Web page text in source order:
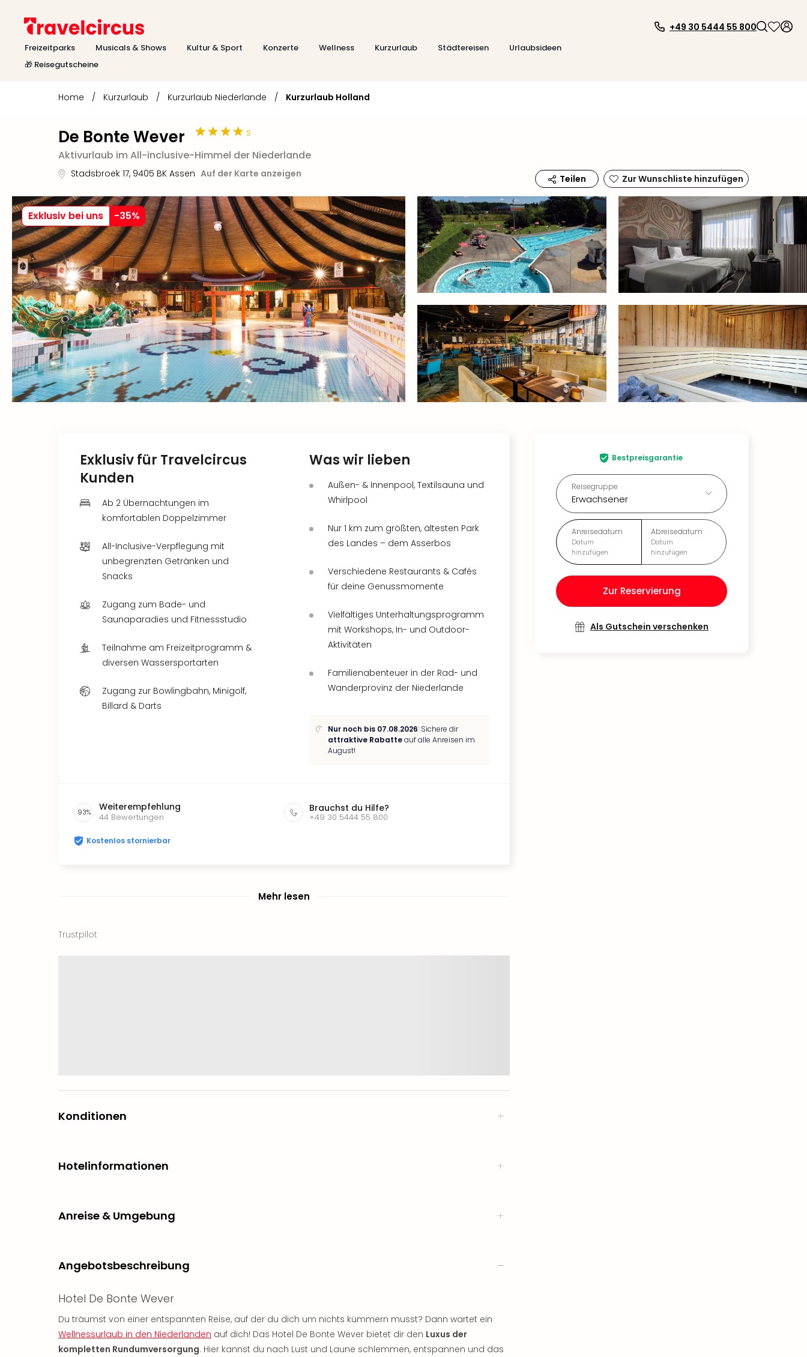
Freizeitparks Musicals & Shows Kultur & Sport Konzerte Wellness Kurzurlaub Städtereisen
Urlaubsideen
🎁 Reisegutscheine
+49 30 5444 55 800
Home / Kurzurlaub / Kurzurlaub Niederlande / Kurzurlaub Holland
De Bonte Wever
s
Aktivurlaub im All-inclusive-Himmel der Niederlande
Stadsbroek 17, 9405 BK Assen Auf der Karte anzeigen Teilen Zur Wunschliste hinzufügen
Exklusiv bei uns -35%
Bestpreisgarantie
Reisegruppe
Erwachsener
Anreisedatum
Datum
hinzufügen
Abreisedatum
Datum
hinzufügen
Zur Reservierung
Als Gutschein verschenken
Exklusiv für Travelcircus
Kunden
Ab 2 Übernachtungen im
komfortablen Doppelzimmer
All-Inclusive-Verpflegung mit
unbegrenzten Getränken und
Snacks
Zugang zum Bade- und
Saunaparadies und Fitnessstudio
Teilnahme am Freizeitprogramm &
diversen Wassersportarten
Zugang zur Bowlingbahn, Minigolf,
Billard & Darts
Was wir lieben
Außen- & Innenpool, Textilsauna und
Whirlpool
Nur 1 km zum größten, ältesten Park
des Landes – dem Asserbos
Verschiedene Restaurants & Cafés
für deine Genussmomente
Vielfältiges Unterhaltungsprogramm
mit Workshops, In- und Outdoor-
Aktivitäten
Familienabenteuer in der Rad- und
Wanderprovinz der Niederlande
Nur noch bis 07.08.2026: Sichere dir
attraktive Rabatteauf alle Anreisen im
August!
93% Weiterempfehlung
44 Bewertungen
Brauchst du Hilfe?
+49 30 5444 55 800
Kostenlos stornierbar
Mehr lesen
Trustpilot
Konditionen
Hotelinformationen
Anreise & Umgebung
Angebotsbeschreibung
Hotel De Bonte Wever
Du träumst von einer entspannten Reise, auf der du dich um nichts kümmern musst? Dann wartet ein
Wellnessurlaub in den Niederlanden auf dich! Das Hotel De Bonte Wever bietet dir den Luxus der
kompletten Rundumversorgung. Hier kannst du nach Lust und Laune schlemmen, entspannen und das